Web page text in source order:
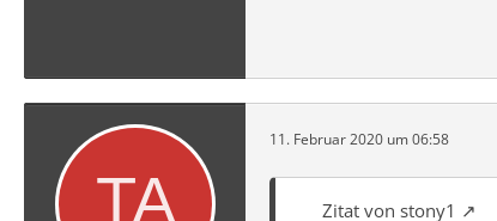
11. Februar 2020 um 06:58
Zitat von stony1